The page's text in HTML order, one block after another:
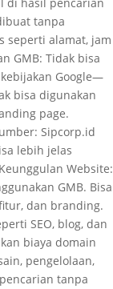
di hasil pencarian
tanpa
seperti alamat, jam
GMB: Tidak bisa
Google—
bisa digunakan
page.
Sipcorp.id
lebih jelas
Website:
GMB. Bisa
dan branding.
SEO, blog, dan
biaya domain
pengelolaan,
tanpa